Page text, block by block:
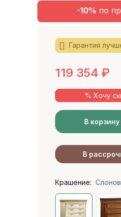
-10% по
Гарантия
119 354 ₽
% Хочу
В корзину
В
Крашение: